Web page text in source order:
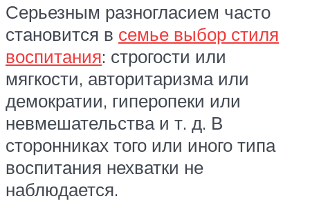
Серьезным разногласием часто
становится в семье выбор стиля
воспитания: строгости или
мягкости, авторитаризма или
демократии, гиперопеки или
невмешательства и т. д. В
сторонниках того или иного типа
воспитания нехватки не
наблюдается.